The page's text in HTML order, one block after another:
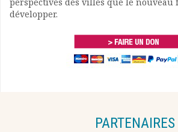
développer.
PARTENAIRES